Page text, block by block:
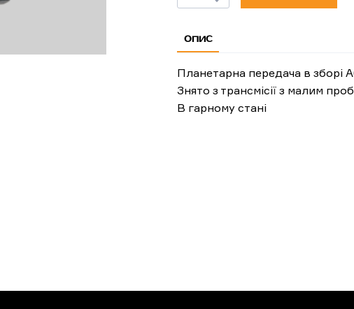
ОПИС
Планетарна передача в зборі
Знято з трансмісії з малим
В гарному стані